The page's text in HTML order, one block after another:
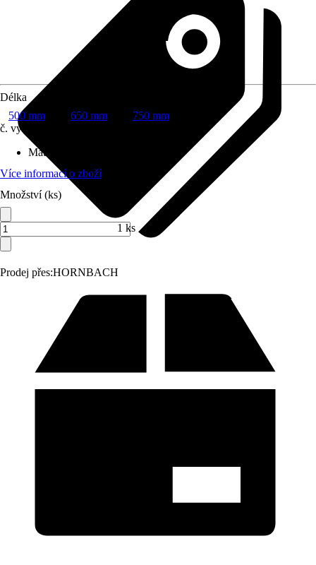
Prodej přes:HORNBACH
Délka
500 mm
650 mm
750 mm
č. výrobku
Materiál
Více informací o zboží
Množství (ks)
1 ks